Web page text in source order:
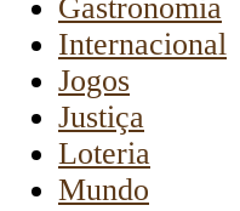
Gastronomia
Internacional
Jogos
Justiça
Loteria
Mundo